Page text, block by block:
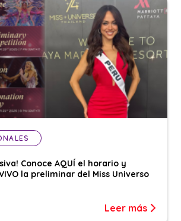
Conoce AQUÍ el horario y
la preliminar del Miss Universo
Leer más